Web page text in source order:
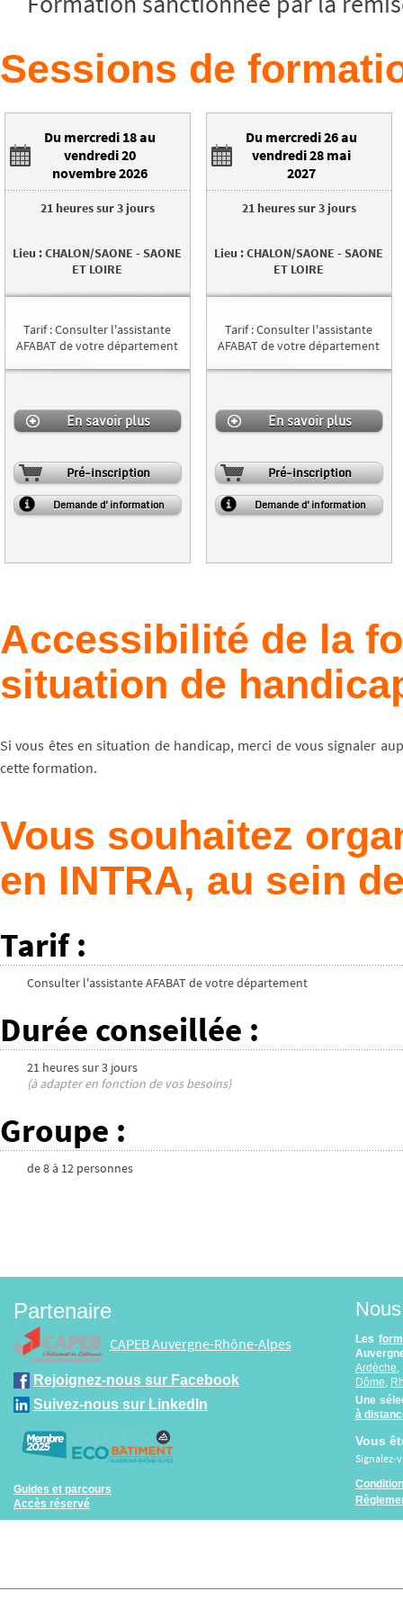
Sessions de
Du mercredi 18 au
vendredi 20
novembre 2026
21 heuressur3 jours
Lieu :CHALON/SAONE -SAONE
ET LOIRE
Tarif:Consulter l'assistante
AFABAT de votre département
En savoir plus
Pré-inscription
Demande d'information
Du mercredi 26 au
vendredi 28 mai
2027
21 heuressur3 jours
Lieu :CHALON/SAONE -SAONE
ET LOIRE
Tarif:Consulter l'assistante
AFABAT de votre département
En savoir plus
Pré-inscription
Demande d'information
Accessibilité de la
situation de
Si vous êtes en situation de handicap, merci de vous signaler
cette formation.
Vous souhaitez
en INTRA, au sein
Tarif :
Consulter l'assistante AFABAT de votre département
Durée conseillée :
21 heuressur3 jours
(à adapter en fonction de vos besoins)
Groupe :
de8à 12 personnes
Partenaire
CAPEB Auvergne-Rhône-Alpes
Rejoignez-nous sur Facebook
Suivez-nous sur LinkedIn
Guides et parcours
Accès réservé
Les
Ardèche
Dôme
Une
à
Vous
Signalez-